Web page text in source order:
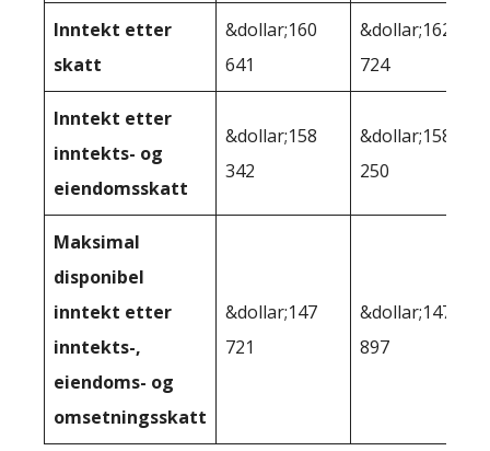
Inntekt etter
skatt
&dollar;160
641
&dollar;162
724
Inntekt etter
inntekts- og
eiendomsskatt
&dollar;158
342
&dollar;158
250
Maksimal
disponibel
inntekt etter
inntekts-,
eiendoms- og
omsetningsskatt
&dollar;147
721
&dollar;147
897